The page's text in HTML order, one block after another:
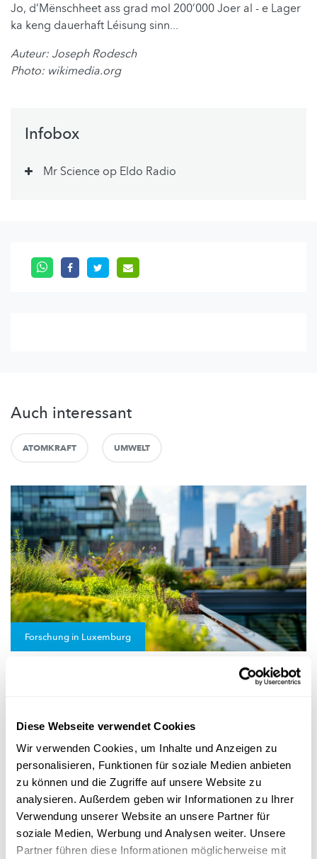
Diese Webseite verwendet Cookies
Wir verwenden Cookies, um Inhalte und Anzeigen zu
personalisieren, Funktionen für soziale Medien anbieten
zu können und die Zugriffe auf unsere Website zu
analysieren. Außerdem geben wir Informationen zu Ihrer
Verwendung unserer Website an unsere Partner für
soziale Medien, Werbung und Analysen weiter. Unsere
Partner führen diese Informationen möglicherweise mit
Jo, d’Mënschheet ass grad mol 200’000 Joer al - e Lager
ka keng dauerhaft Léisung sinn...
Auteur: Joseph Rodesch
Photo: wikimedia.org
Infobox
Mr Science op Eldo Radio
Auch interessant
ATOMKRAFT UMWELT
Forschung in Luxemburg
Wie können Städte so gestaltet werden, dass
Stadtleben ist attraktiv, kann aber auch an die Nerven gehen.
Die FragMent-Studie soll helfen, Städte zu entwerfen, die ...
Liser